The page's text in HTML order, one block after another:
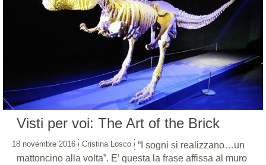
Visti per voi: The Art of the Brick
18 novembre 2016 Cristina Losco
“I sogni si realizzano…un
mattoncino alla volta”. E’ questa la frase affissa al muro